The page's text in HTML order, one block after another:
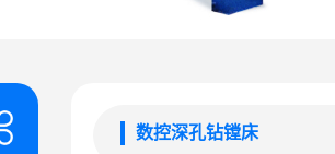
数控深孔钻镗床